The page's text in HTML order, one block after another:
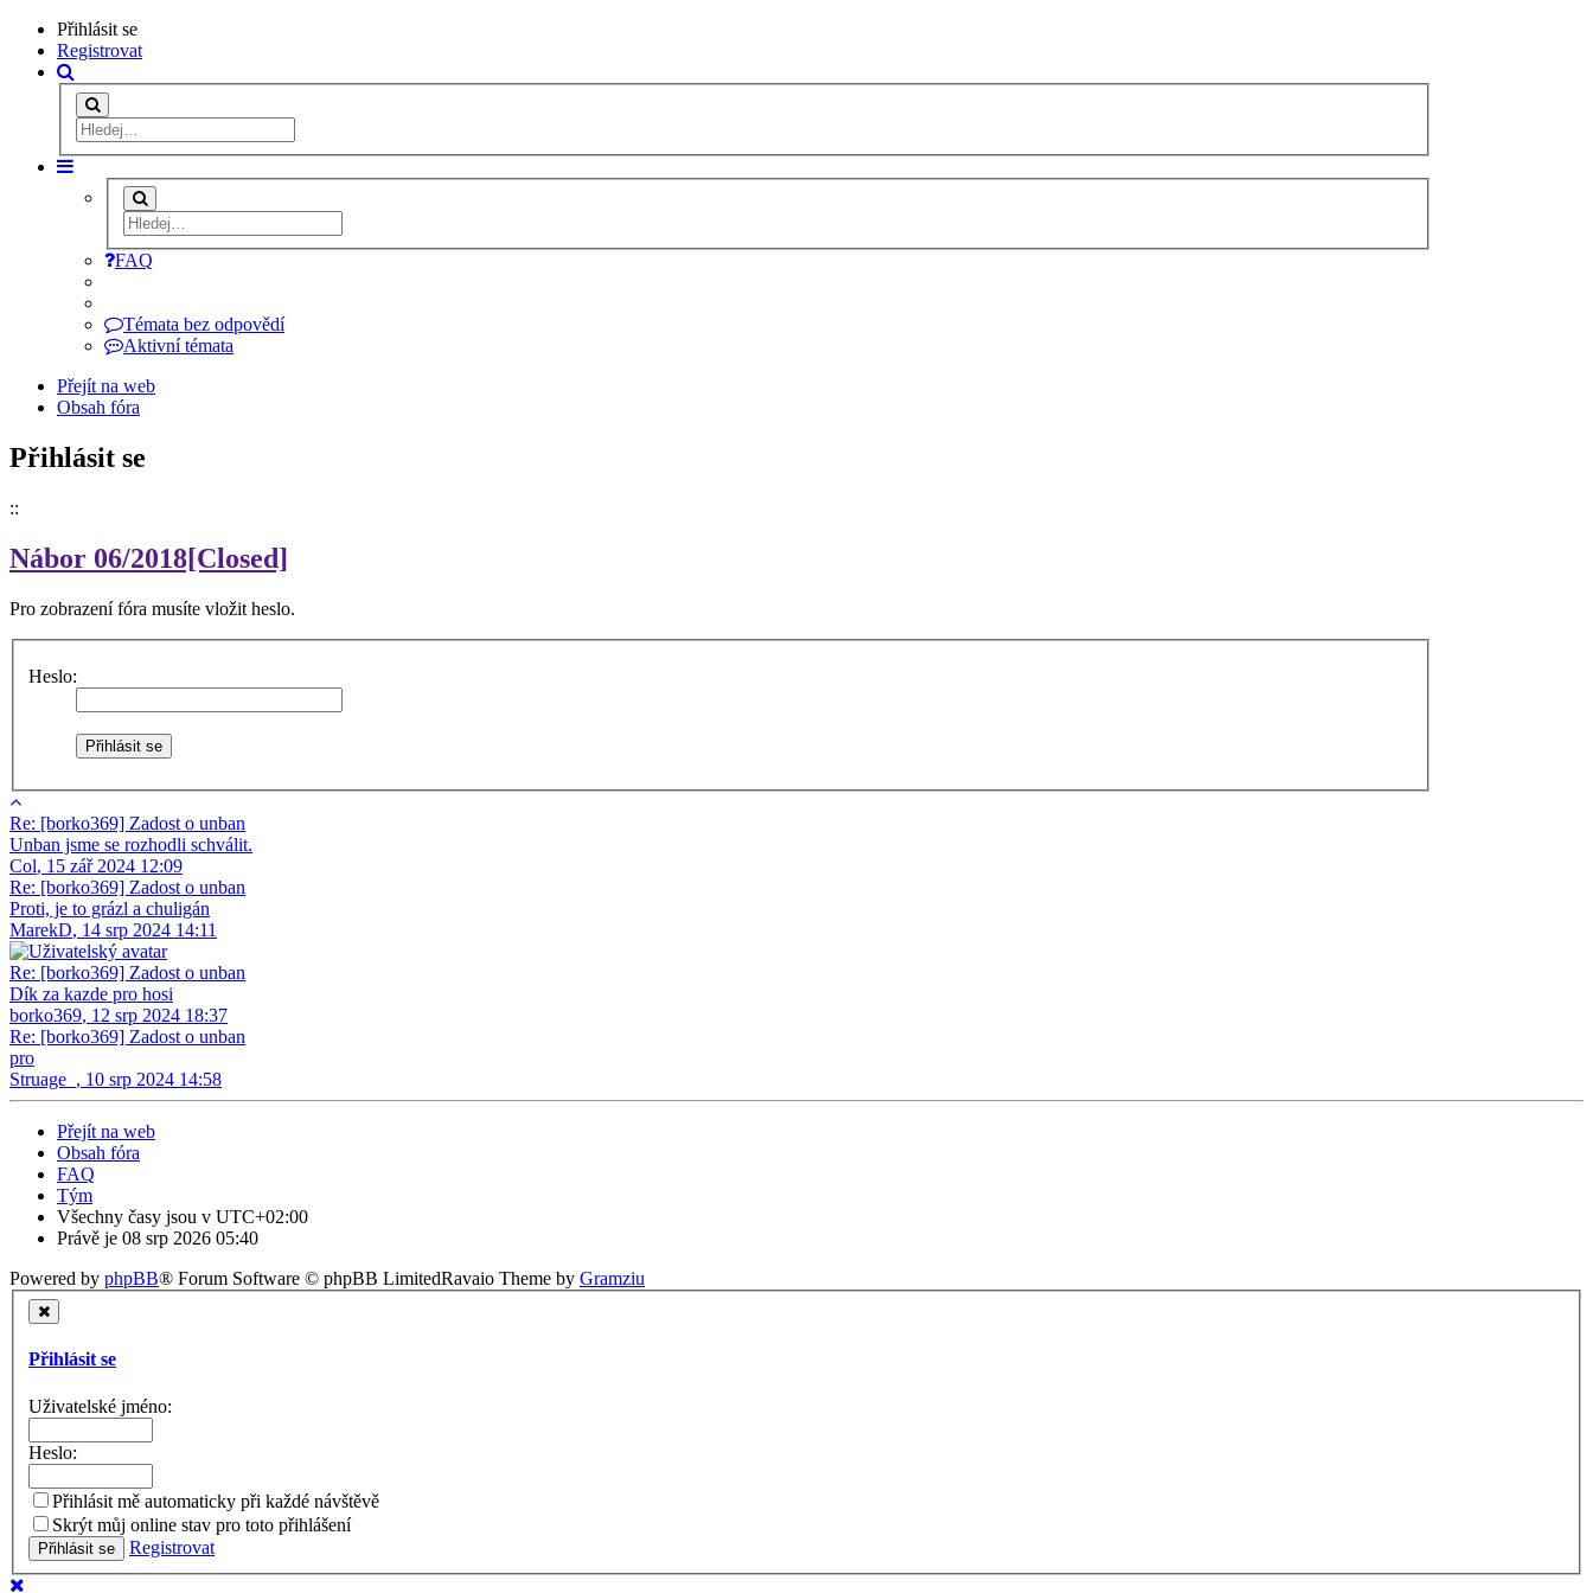
Přihlásit se
Registrovat
FAQ
Témata bez odpovědí
Aktivní témata
Přejít na web
Obsah fóra
Přihlásit se
::
Nábor 06/2018[Closed]
Pro zobrazení fóra musíte vložit heslo.
Heslo:
Re: [borko369] Zadost o unban
Unban jsme se rozhodli schválit.
Col, 15 zář 2024 12:09
Re: [borko369] Zadost o unban
Proti, je to grázl a chuligán
MarekD, 14 srp 2024 14:11
Re: [borko369] Zadost o unban
Dík za kazde pro hosi
borko369, 12 srp 2024 18:37
Re: [borko369] Zadost o unban
pro
Struage_ , 10 srp 2024 14:58
Přejít na web
Obsah fóra
FAQ
Tým
Všechny časy jsou v UTC+02:00
Právě je 08 srp 2026 05:40
Powered by phpBB® Forum Software © phpBB LimitedRavaio Theme by Gramziu
Přihlásit se
Uživatelské jméno:
Heslo:
Přihlásit mě automaticky při každé návštěvě
Skrýt můj online stav pro toto přihlášení
Registrovat